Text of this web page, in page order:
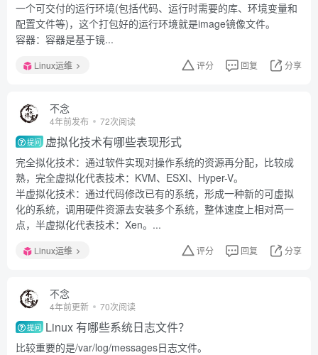
一个可交付的运行环境(包括代码、运行时需要的库、环境变量和
配置文件等)，这个打包好的运行环境就是image镜像文件。
容器：容器是基于镜...
Linux运维 评分 回复 分享
不念
4年前发布 72次阅读
提问 虚拟化技术有哪些表现形式
完全拟化技术：通过软件实现对操作系统的资源再分配，比较成
熟，完全虚拟化代表技术：KVM、ESXI、Hyper-V。
半虚拟化技术：通过代码修改已有的系统，形成一种新的可虚拟
化的系统，调用硬件资源去安装多个系统，整体速度上相对高一
点，半虚拟化代表技术：Xen。...
Linux运维 评分 回复 分享
不念
4年前更新 70次阅读
提问 Linux 有哪些系统日志文件？
比较重要的是/var/log/messages日志文件。